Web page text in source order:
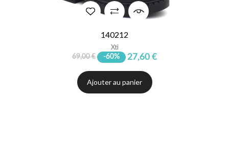
140212
Xti
69,00 € -60% 27,60 €
Ajouter au panier